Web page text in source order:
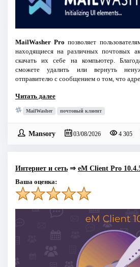
MailWasher Pro позволяет
находящиеся на различных почтовых
скачать их себе на компьютер.
сможете удалить или вернуть
отправителю с сообщением о том, что
Читать далее
MailWasher почтовый клиент
Mansory 03/08/2026 4 305
Интернет и сеть⇒ eM Client Pro
Ваша оценка: